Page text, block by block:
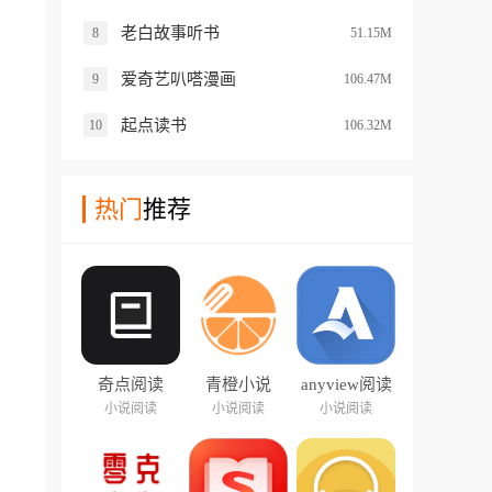
8 老白故事听书 51.15M
9 爱奇艺叭嗒漫画 106.47M
10 起点读书 106.32M
热门推荐
奇点阅读
小说阅读
青橙小说
小说阅读
anyview阅读
器
小说阅读